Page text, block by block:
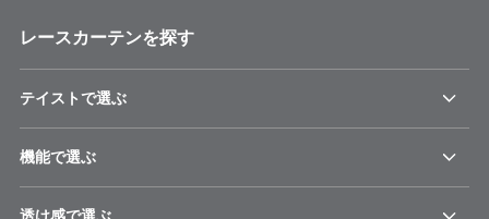
レースカーテンを探す
テイストで選ぶ
機能で選ぶ